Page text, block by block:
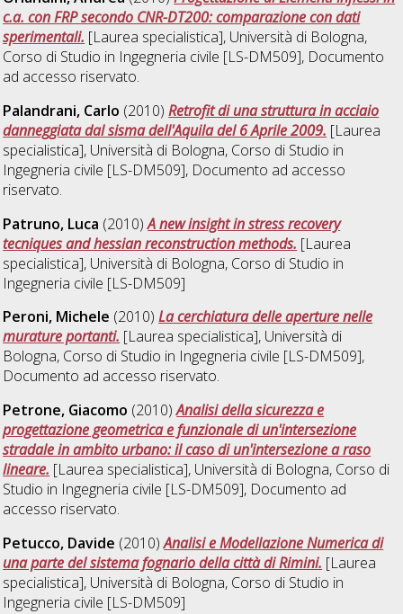
c.a. con FRP secondo CNR-DT200: comparazione con dati
sperimentali. [Laurea specialistica], Università di Bologna,
Corso di Studio in Ingegneria civile [LS-DM509], Documento
ad accesso riservato.
Palandrani, Carlo (2010)Retrofit di una struttura in acciaio
danneggiata dal sisma dell'Aquila del 6 Aprile 2009. [Laurea
specialistica], Università di Bologna, Corso di Studio in
Ingegneria civile [LS-DM509], Documento ad accesso
riservato.
Patruno, Luca (2010)A new insight in stress recovery
tecniques and hessian reconstruction methods. [Laurea
specialistica], Università di Bologna, Corso di Studio in
Ingegneria civile [LS-DM509]
Peroni, Michele (2010)La cerchiatura delle aperture nelle
murature portanti. [Laurea specialistica], Università di
Bologna, Corso di Studio in Ingegneria civile [LS-DM509],
Documento ad accesso riservato.
Petrone, Giacomo (2010)Analisi della sicurezza e
progettazione geometrica e funzionale di un'intersezione
stradale in ambito urbano: il caso di un'intersezione a raso
lineare. [Laurea specialistica], Università di Bologna, Corso di
Studio in Ingegneria civile [LS-DM509], Documento ad
accesso riservato.
Petucco, Davide (2010)Analisi e Modellazione Numerica di
una parte del sistema fognario della città di Rimini. [Laurea
specialistica], Università di Bologna, Corso di Studio in
Ingegneria civile [LS-DM509]